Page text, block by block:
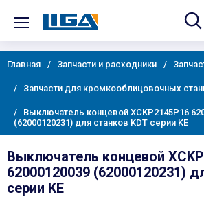
Главная Запчасти и расходники
Запчасти для кромкооблицовочных
Выключатель концевой XCKP2145P16
(62000120231) для станков KDT серии KE
Выключатель концевой
62000120039 (62000120231)
серии KE